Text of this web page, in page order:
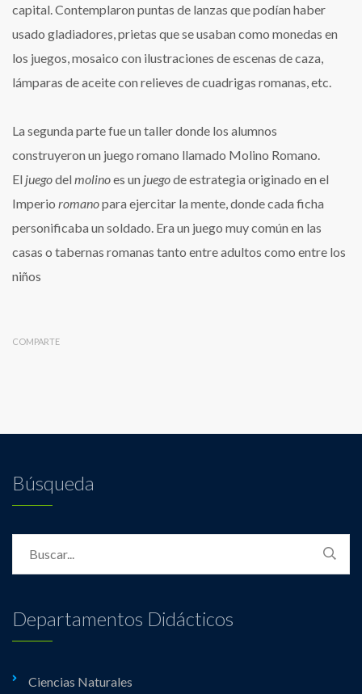
capital. Contemplaron puntas de lanzas que podían haber
usado gladiadores, prietas que se usaban como monedas en
los juegos, mosaico con ilustraciones de escenas de caza,
lámparas de aceite con relieves de cuadrigas romanas, etc.
La segunda parte fue un taller donde los alumnos
construyeron un juego romano llamado Molino Romano.
El juegodel molinoes un juegode estrategia originado en el
Imperio romanopara ejercitar la mente, donde cada ficha
personificaba un soldado. Era un juego muy común en las
casas o tabernas romanas tanto entre adultos como entre los
niños
COMPARTE
Búsqueda
Departamentos Didácticos
Ciencias Naturales